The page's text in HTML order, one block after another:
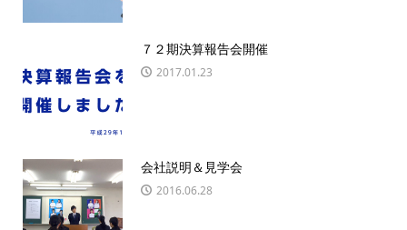
７２期決算報告会開催
2017.01.23
会社説明＆見学会
2016.06.28